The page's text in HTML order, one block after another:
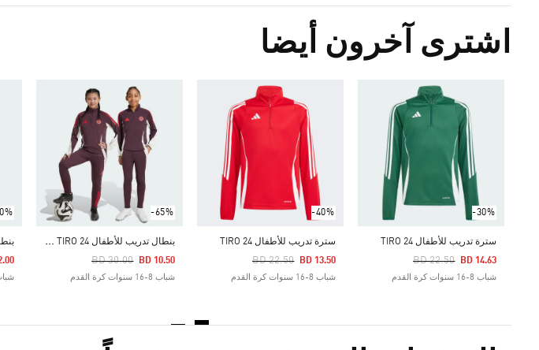
اشترى آخرون أيضا
-30%
سترة تدريب للأطفال TIRO 24
Price Reduced From
BD 22.50
To BD 14.63
شباب 8-16 سنوات كرة القدم
-40%
سترة تدريب للأطفال TIRO 24
Price Reduced From
BD 22.50
To BD 13.50
شباب 8-16 سنوات كرة القدم
-65%
ب
نطال تدريب للأطفال FC BAYERN TIRO 24
Price Reduced From
BD 30.00
To BD 10.50
شباب 8-16 سنوات كرة القدم شباب 8-16 سنوات